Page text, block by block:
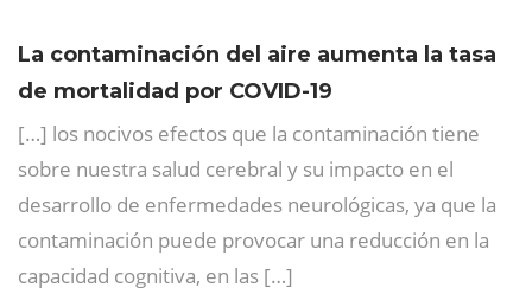
La contaminación del aire aumenta la tasa
de mortalidad por COVID-19
[…] los nocivos efectos que la contaminación tiene
sobre nuestra salud cerebral y su impacto en el
desarrollo de enfermedades neurológicas, ya que la
contaminación puede provocar una reducción en la
capacidad cognitiva, en las […]